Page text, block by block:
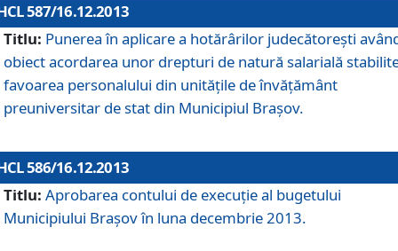
587/16.12.2013
Titlu: Punerea în aplicare a hotărârilor judecătoreşti
obiect acordarea unor drepturi de natură salarială
favoarea personalului din unităţile de învăţământ
preuniversitar de stat din Municipiul Braşov.
586/16.12.2013
Titlu: Aprobarea contului de execuţie al bugetului
Municipiului Braşov în luna decembrie 2013.